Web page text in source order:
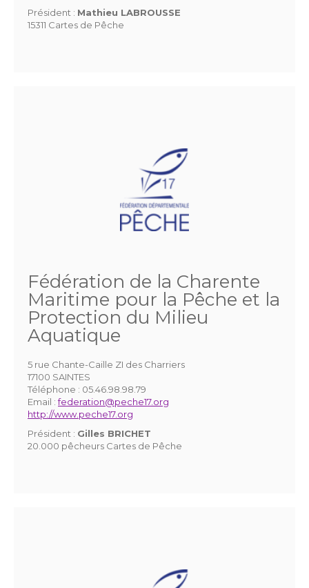
Président : Mathieu LABROUSSE
15311 Cartes de Pêche
Fédération de la Charente
Maritime pour la Pêche et la
Protection du Milieu
Aquatique
5 rue Chante-Caille ZI des Charriers
17100 SAINTES
Téléphone : 05.46.98.98.79
Email :federation@peche17.org
http://www.peche17.org
Président : Gilles BRICHET
20.000 pêcheurs Cartes de Pêche